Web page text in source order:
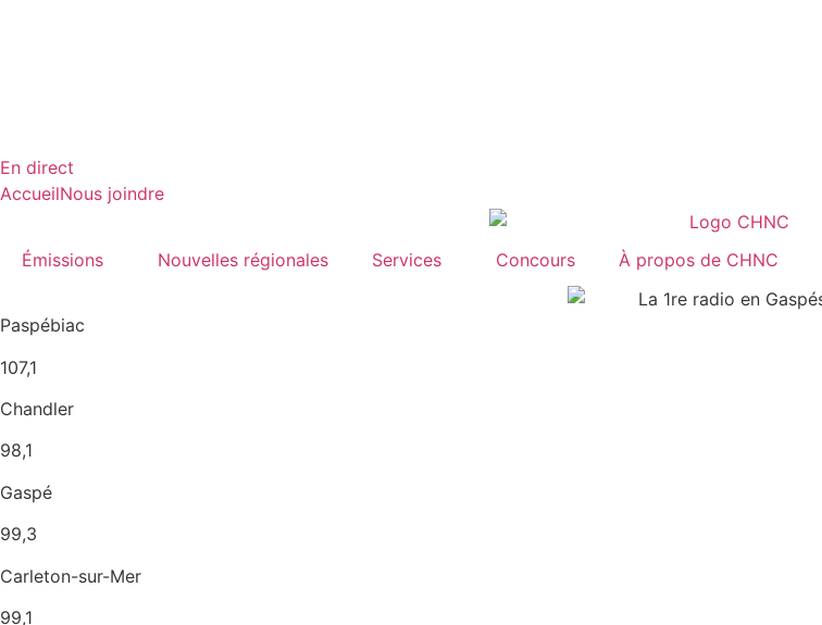
En direct
AccueilNous joindre
Émissions Nouvelles régionales Services Concours À propos de CHNC
Paspébiac
107,1
Chandler
98,1
Gaspé
99,3
Carleton-sur-Mer
99,1